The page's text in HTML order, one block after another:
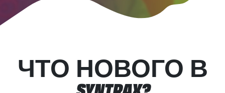
ЧТО НОВОГО В